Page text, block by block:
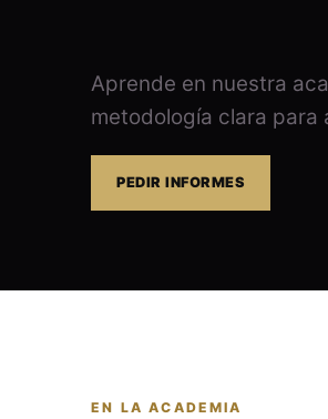
Aprende en nuestra
metodología clara para
PEDIR INFORMES
EN LA ACADEMIA